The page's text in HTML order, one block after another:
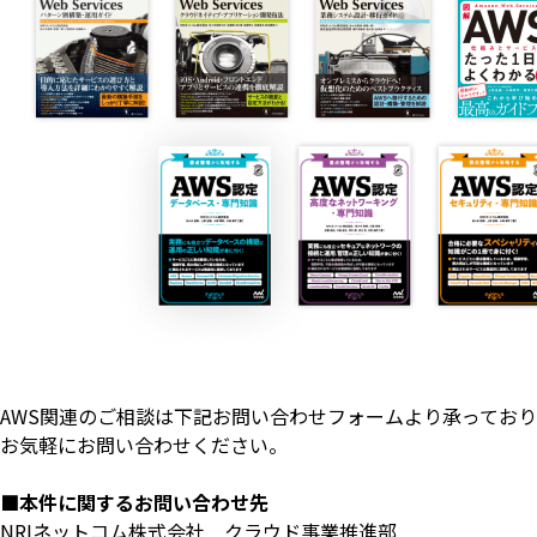
AWS関連のご相談は下記お問い合わせフォームより承ってお
お気軽にお問い合わせください。
■本件に関するお問い合わせ先